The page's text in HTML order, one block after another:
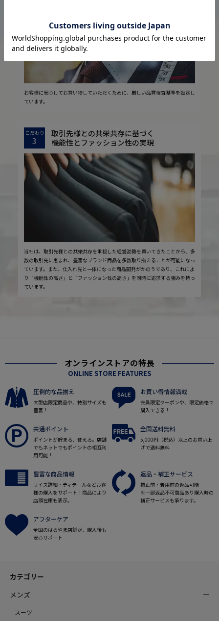
お客様に安心してお買い物していただくために、厳しい品質検査基準を設定し
ています。
こだわり
3
取引先様との共栄共存に基づく
機能性とファッション性の実現
当社は、取引先様との共栄共存を重視した経営姿勢を貫いてきたことから、多
数の取引先に恵まれ、豊富なブランド商品を多数取り揃えることが可能になっ
ています。また、仕入れ先と一体になった商品開発がかのうであり、これによ
り「機能性の高さ」と「ファッション性の高さ」を同時に追求する強みを持っ
ています。
オンラインストアの特長
ONLINE STORE FEATURES
圧倒的な品揃え
大型店限定商品や、特別サイズも
豊富！
お買い得情報満載
会員限定クーポンや、限定価格で
購入できる！
共通ポイント
ポイントが貯まる、使える。店舗
でもネットでもポイントの相互利
用可能！
全国送料無料
5,000円（税込）以上のお買い上
げで送料無料
豊富な商品情報
サイズ詳細・ディテールなどお客
様の購入をサポート！商品により
店頭在庫も表示。
返品・補正サービス
補正前・着用前の返品可能
※一部返品不可商品あり購入時の
補正サービスも承ります。
アフターケア
全国のはるやま店舗が、購入後も
安心サポート
カテゴリー
メンズ
スーツ